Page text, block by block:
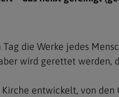
die Werke jedes
wird gerettet werden,
entwickelt, von